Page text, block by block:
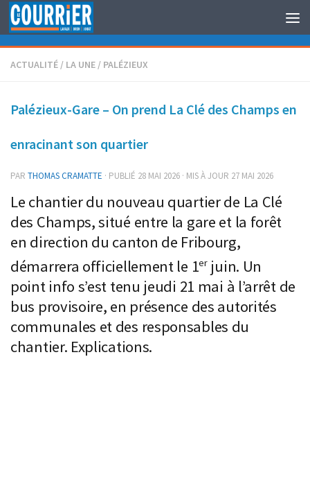
Au dessous du contenu
ACTUALITÉ / LA UNE / PALÉZIEUX
Palézieux-Gare – On prend La Clé des Champs en
enracinant son quartier
PAR THOMAS CRAMATTE · PUBLIÉ 28 MAI 2026 · MIS À JOUR 27 MAI 2026
Le chantier du nouveau quartier de La Clé
des Champs, situé entre la gare et la forêt
en direction du canton de Fribourg,
démarrera officiellement le 1erjuin. Un
point info s’est tenu jeudi 21 mai à l’arrêt de
bus provisoire, en présence des autorités
communales et des responsables du
chantier. Explications.